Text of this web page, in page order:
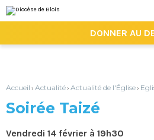
au
contenu.
la
personnels
DONNER AU
Accueil › Actualité› Actualité de l'Église›
Soirée Taizé
Vendredi 14 février à 19h30